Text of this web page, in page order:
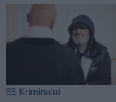
Kriminalai